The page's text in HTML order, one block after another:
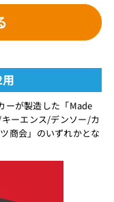
ーが製造した「Made
ーエンス/デンソー/カ
商会」のいずれかとな